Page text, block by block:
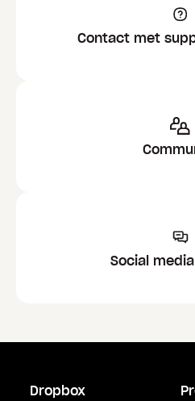
Contact met
Social
Dropbox